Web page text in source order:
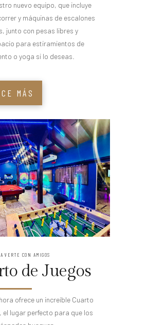
nuevo equipo, que incluye
y máquinas de escalones
junto con pesas libres y
para estiramientos de
o yoga si lo deseas.
MÁS
VERTE CON AMIGOS
de Juegos
ofrece un increíble Cuarto
el lugar perfecto para que los